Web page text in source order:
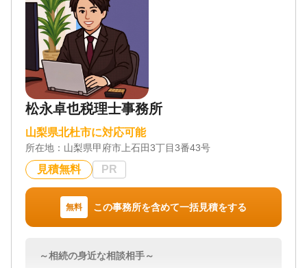
応可能。
対応業務
遺言書 / 遺産分割 / 相続税申告 / 相続手続き / 銀行手
続き
対応体制
電話相談可 / 訪問可 / 女性スタッフ対応可 / 土日相談
可 / 18時以降相談可 / オンライン面談可 / 事務所面談
可
松永卓也税理士事務所
山梨県北杜市に対応可能
所在地： 山梨県甲府市上石田3丁目3番43号
見積無料 PR
無料 この事務所を含めて一括見積をする
～相続の身近な相談相手～